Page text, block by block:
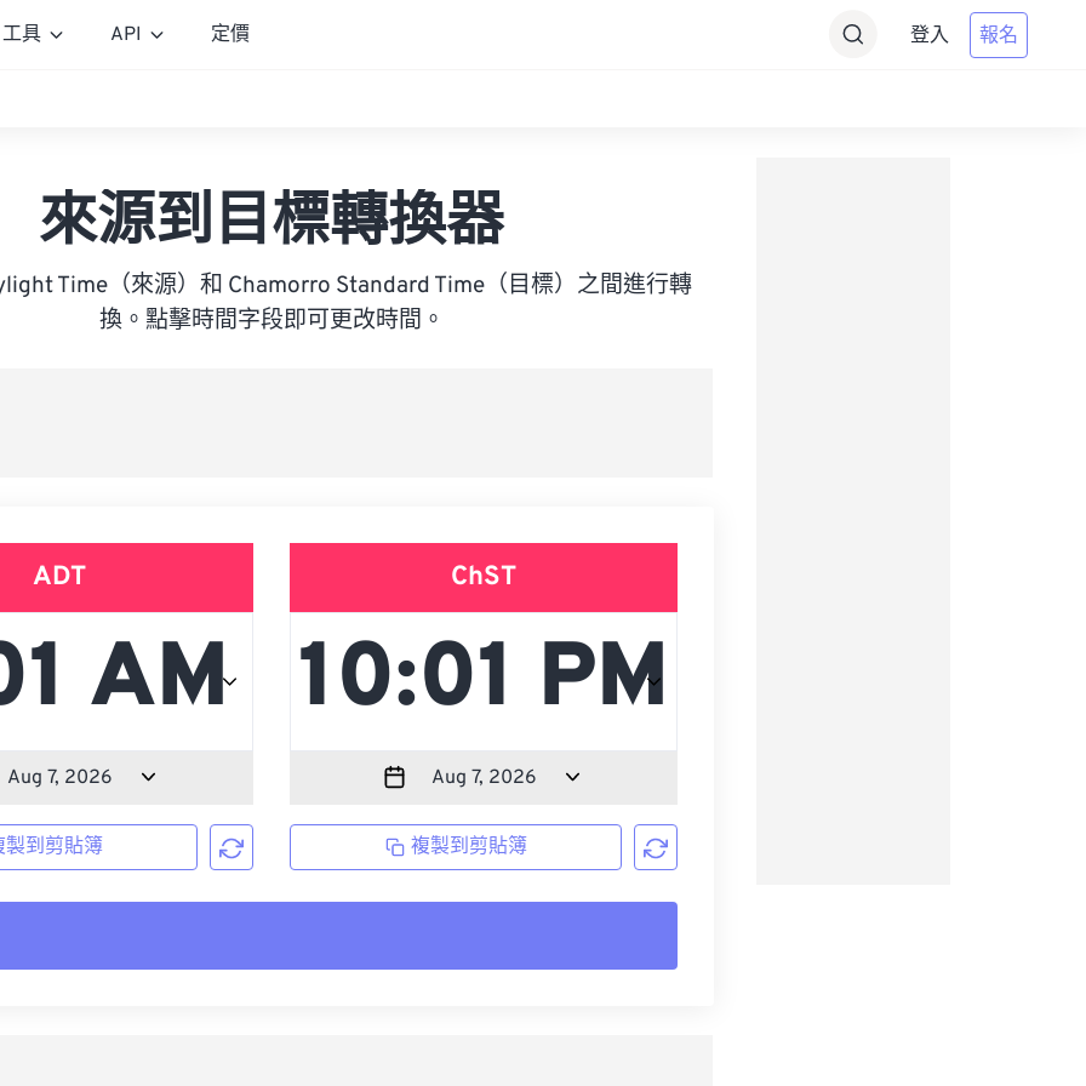
工具 API 定價 登入 報名
來源到目標轉換器
Time（來源）和 Chamorro Standard Time（目標）之間進行轉
換。點擊時間字段即可更改時間。
ADT
製到剪貼簿
ChST
複製到剪貼簿